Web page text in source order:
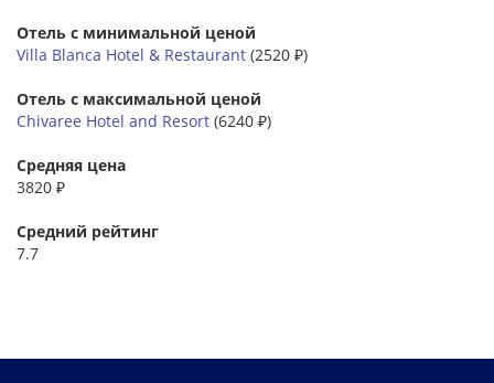
Отель с минимальной ценой
Villa Blanca Hotel & Restaurant (2520 ₽)
Отель с максимальной ценой
Chivaree Hotel and Resort (6240 ₽)
Средняя цена
3820 ₽
Средний рейтинг
7.7